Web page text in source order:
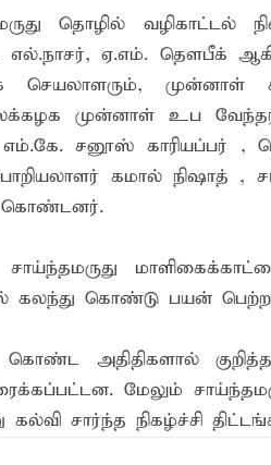
தொழில் வழிகாட்டல்
ஏ.எம். தெளபீக்
செயலாளரும், முன்னாள்
முன்னாள் உப வேந்தர்
சனூஸ் காரியப்பர் ,
கமால் நிஷாத் ,
கொண்டனர்.
சாய்ந்தமருது
கலந்து கொண்டு பயன்
கொண்ட அதிதிகளால்
மேலும்
கல்வி சார்ந்த நிகழ்ச்சி